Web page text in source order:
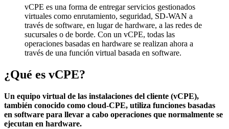
vCPE es una forma de entregar servicios gestionados
virtuales como enrutamiento, seguridad, SD-WAN a
través de software, en lugar de hardware, a las redes de
sucursales o de borde. Con un vCPE, todas las
operaciones basadas en hardware se realizan ahora a
través de una función virtual basada en software.
¿Qué es vCPE?
Un equipo virtual de las instalaciones del cliente (vCPE),
también conocido como cloud-CPE, utiliza funciones basadas
en software para llevar a cabo operaciones que normalmente se
ejecutan en hardware.